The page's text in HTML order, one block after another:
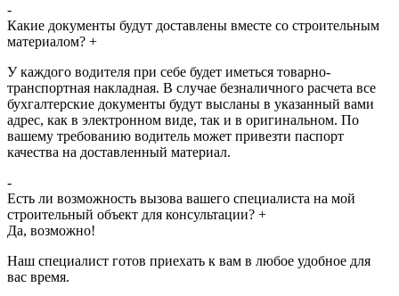
-
Какие документы будут доставлены вместе со строительным
материалом? +
У каждого водителя при себе будет иметься товарно-
транспортная накладная. В случае безналичного расчета все
бухгалтерские документы будут высланы в указанный вами
адрес, как в электронном виде, так и в оригинальном. По
вашему требованию водитель может привезти паспорт
качества на доставленный материал.
-
Есть ли возможность вызова вашего специалиста на мой
строительный объект для консультации? +
Да, возможно!
Наш специалист готов приехать к вам в любое удобное для
вас время.